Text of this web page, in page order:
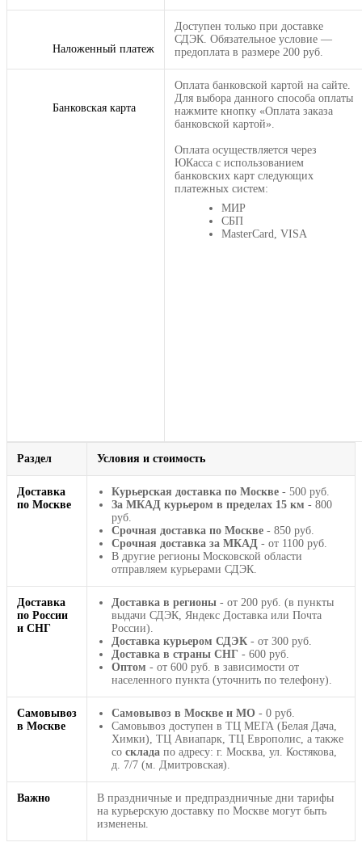
Наложенный платеж
Доступен только при доставке
СДЭК. Обязательное условие —
предоплата в размере 200 руб.
Банковская карта
Оплата банковской картой на сайте.
Для выбора данного способа оплаты
нажмите кнопку «Оплата заказа
банковской картой».
Оплата осуществляется через
ЮКасса с использованием
банковских карт следующих
платежных систем:
МИР
СБП
MasterCard, VISA
Раздел Условия и стоимость
Доставка
по Москве
Курьерская доставка по Москве - 500 руб.
За МКАД курьером в пределах 15 км - 800
руб.
Срочная доставка по Москве - 850 руб.
Срочная доставка за МКАД - от 1100 руб.
В другие регионы Московской области
отправляем курьерами СДЭК.
Доставка
по России
и СНГ
Доставка в регионы - от 200 руб. (в пункты
выдачи СДЭК, Яндекс Доставка или Почта
России).
Доставка курьером СДЭК - от 300 руб.
Доставка в страны СНГ - 600 руб.
Оптом - от 600 руб. в зависимости от
населенного пункта (уточнить по телефону).
Самовывоз
в Москве
Самовывоз в Москве и МО - 0 руб.
Самовывоз доступен в ТЦ МЕГА (Белая Дача,
Химки), ТЦ Авиапарк, ТЦ Европолис, а также
со склада по адресу: г. Москва, ул. Костякова,
д. 7/7 (м. Дмитровская).
Важно
В праздничные и предпраздничные дни тарифы
на курьерскую доставку по Москве могут быть
изменены.